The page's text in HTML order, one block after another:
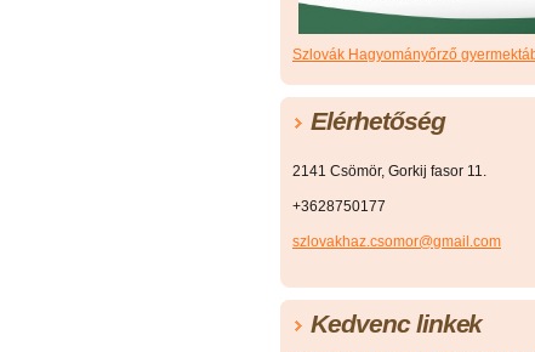
Szlovák Hagyományőrző
Elérhetőség
2141 Csömör, Gorkij fasor 11.
+3628750177
szlovakhaz.csomor@gmail.com
Kedvenc linkek